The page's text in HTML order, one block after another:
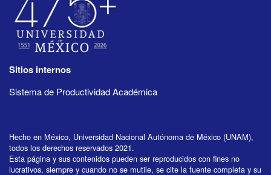
Sitios internos
Sistema de Productividad Académica
Hecho en México, Universidad Nacional Autónoma de México (UNAM),
todos los derechos reservados 2021.
Esta página y sus contenidos pueden ser reproducidos con fines no
lucrativos, siempre y cuando no se mutile, se cite la fuente completa y su